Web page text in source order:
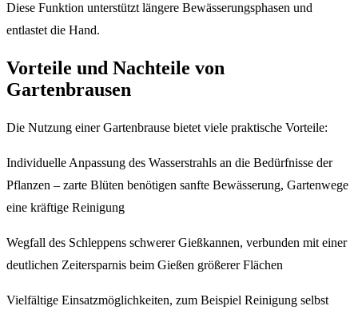
Diese Funktion unterstützt längere Bewässerungsphasen und
entlastet die Hand.
Vorteile und Nachteile von
Gartenbrausen
Die Nutzung einer Gartenbrause bietet viele praktische Vorteile:
Individuelle Anpassung des Wasserstrahls an die Bedürfnisse der
Pflanzen – zarte Blüten benötigen sanfte Bewässerung, Gartenwege
eine kräftige Reinigung
Wegfall des Schleppens schwerer Gießkannen, verbunden mit einer
deutlichen Zeitersparnis beim Gießen größerer Flächen
Vielfältige Einsatzmöglichkeiten, zum Beispiel Reinigung selbst